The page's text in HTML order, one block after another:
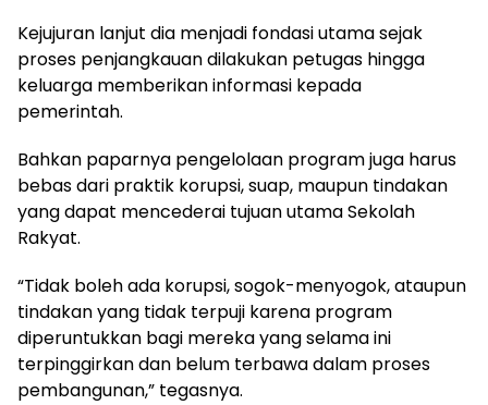
Kejujuran lanjut dia menjadi fondasi utama sejak
proses penjangkauan dilakukan petugas hingga
keluarga memberikan informasi kepada
pemerintah.
Bahkan paparnya pengelolaan program juga harus
bebas dari praktik korupsi, suap, maupun tindakan
yang dapat mencederai tujuan utama Sekolah
Rakyat.
“Tidak boleh ada korupsi, sogok-menyogok, ataupun
tindakan yang tidak terpuji karena program
diperuntukkan bagi mereka yang selama ini
terpinggirkan dan belum terbawa dalam proses
pembangunan,” tegasnya.